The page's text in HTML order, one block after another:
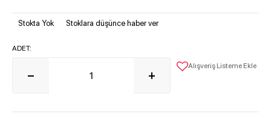
Stokta Yok Stoklara düşünce haber ver
ADET:
Alışveriş Listeme Ekle